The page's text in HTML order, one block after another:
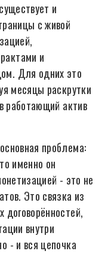
и
с живой
и
Для одних это
месяцы раскрутки
работающий актив
проблема:
именно он
- это не
Это связка из
договорённостей,
внутри
- и вся цепочка